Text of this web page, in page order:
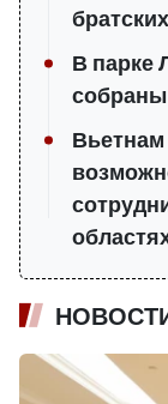
В парке
собраны